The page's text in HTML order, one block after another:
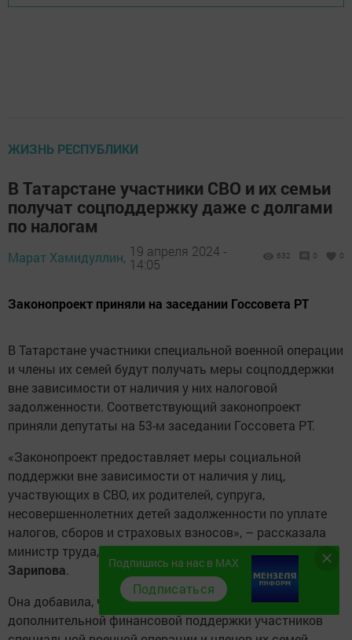
ЖИЗНЬ РЕСПУБЛИКИ
В Татарстане участники СВО и их семьи
получат соцподдержку даже с долгами
по налогам
Марат Хамидуллин, 19 апреля 2024 -
14:05
632 0 0
Законопроект приняли на заседании Госсовета РТ
В Татарстане участники специальной военной операции
и члены их семей будут получать меры соцподдержки
вне зависимости от наличия у них налоговой
задолженности. Соответствующий законопроект
приняли депутаты на 53-м заседании Госсовета РТ.
«Законопроект предоставляет меры социальной
поддержки вне зависимости от наличия у лиц,
участвующих в СВО, их родителей, супруга,
несовершеннолетних детей задолженности по уплате
налогов, сборов и страховых взносов», – рассказала
министр труда, занятости и защиты РТЭльмира
Зарипова.
Она добавила, что законопроект разработан для
дополнительной финансовой поддержки участников
Подпишись на нас в MAX
Подписаться